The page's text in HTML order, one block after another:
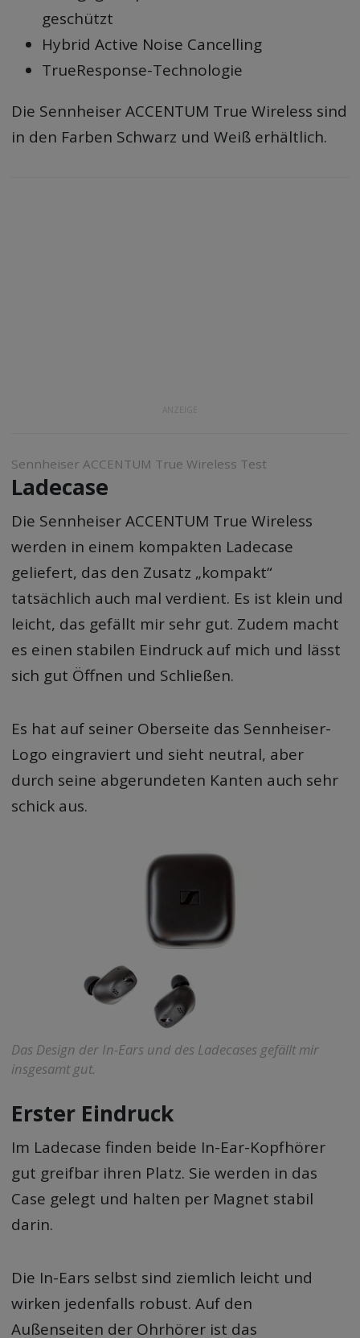
geschützt
Hybrid Active Noise Cancelling
TrueResponse-Technologie
Die Sennheiser ACCENTUM True Wireless sind
in den Farben Schwarz und Weiß erhältlich.
ANZEIGE
Sennheiser ACCENTUM True Wireless Test
Ladecase
Die Sennheiser ACCENTUM True Wireless
werden in einem kompakten Ladecase
geliefert, das den Zusatz „kompakt“
tatsächlich auch mal verdient. Es ist klein und
leicht, das gefällt mir sehr gut. Zudem macht
es einen stabilen Eindruck auf mich und lässt
sich gut Öffnen und Schließen.
Es hat auf seiner Oberseite das Sennheiser-
Logo eingraviert und sieht neutral, aber
durch seine abgerundeten Kanten auch sehr
schick aus.
Das Design der In-Ears und des Ladecases gefällt mir
insgesamt gut.
Erster Eindruck
Im Ladecase finden beide In-Ear-Kopfhörer
gut greifbar ihren Platz. Sie werden in das
Case gelegt und halten per Magnet stabil
darin.
Die In-Ears selbst sind ziemlich leicht und
wirken jedenfalls robust. Auf den
Außenseiten der Ohrhörer ist das